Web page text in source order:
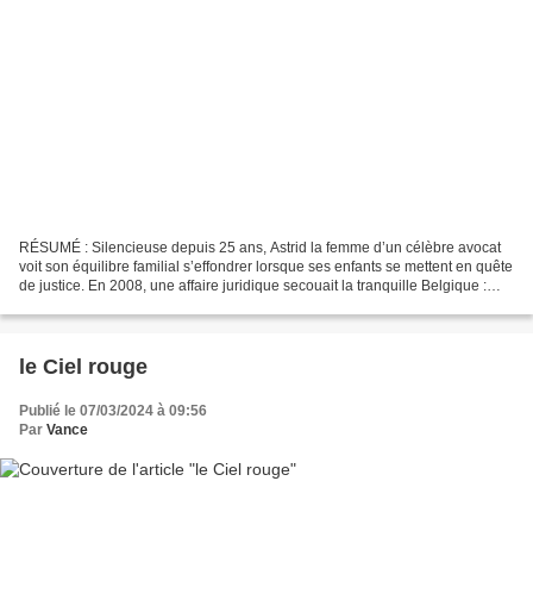
RÉSUMÉ : Silencieuse depuis 25 ans, Astrid la femme d’un célèbre avocat
voit son équilibre familial s’effondrer lorsque ses enfants se mettent en quête
de justice. En 2008, une affaire juridique secouait la tranquille Belgique :
le Ciel rouge
Publié le 07/03/2024 à 09:56
Par Vance